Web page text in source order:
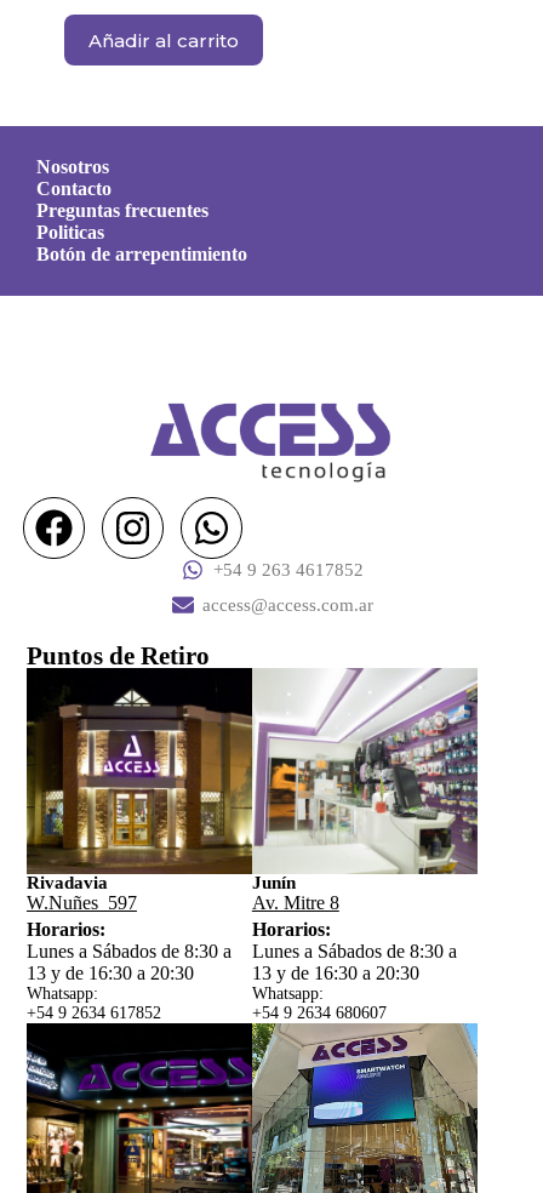
Añadir al carrito
Nosotros
Contacto
Preguntas frecuentes
Politicas
Botón de arrepentimiento
+54 9 263 4617852
access@access.com.ar
Puntos de Retiro
Rivadavia
W.Nuñes 597
Horarios:
Lunes a Sábados de 8:30 a
13 y de 16:30 a 20:30
Whatsapp:
+54 9 2634 617852
Junín
Av. Mitre 8
Horarios:
Lunes a Sábados de 8:30 a
13 y de 16:30 a 20:30
Whatsapp:
+54 9 2634 680607